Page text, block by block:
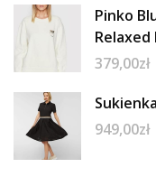
Pinko
Relaxed
379,00zł
949,00zł